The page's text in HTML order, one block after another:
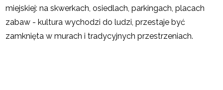
miejskiej: na skwerkach, osiedlach, parkingach, placach
zabaw - kultura wychodzi do ludzi, przestaje być
zamknięta w murach i tradycyjnych przestrzeniach.